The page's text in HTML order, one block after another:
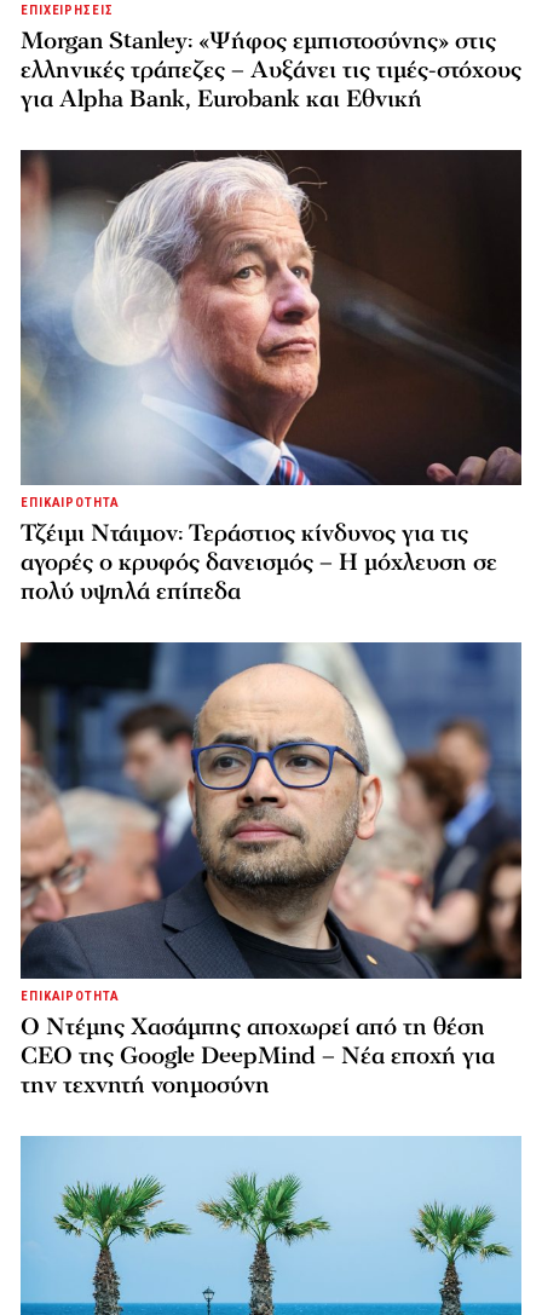
ΕΠΙΧΕΙΡΗΣΕΙΣ
Morgan Stanley: «Ψήφος εμπιστοσύνης» στις
ελληνικές τράπεζες – Αυξάνει τις τιμές-στόχους
για Alpha Bank, Eurobank και Εθνική
ΕΠΙΚΑΙΡΟΤΗΤΑ
Τζέιμι Ντάιμον: Τεράστιος κίνδυνος για τις
αγορές ο κρυφός δανεισμός – Η μόχλευση σε
πολύ υψηλά επίπεδα
ΕΠΙΚΑΙΡΟΤΗΤΑ
Ο Ντέμης Χασάμπης αποχωρεί από τη θέση
CEO της Google DeepMind – Νέα εποχή για
την τεχνητή νοημοσύνη